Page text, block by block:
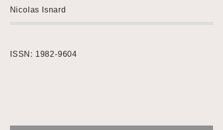
Nicolas Isnard
ISSN: 1982-9604